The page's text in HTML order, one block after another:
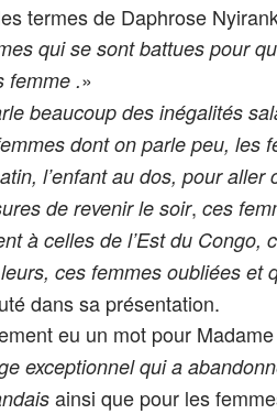
termes de Daphrose
qui se sont battues pour
femme .»
beaucoup des inégalités
dont on parle peu, les
l’enfant au dos, pour
de revenir le soir, ces
à celles de l’Est du Congo,
ces femmes oubliées et
dans sa présentation.
eu un mot pour
exceptionnel qui a
ainsi que pour les